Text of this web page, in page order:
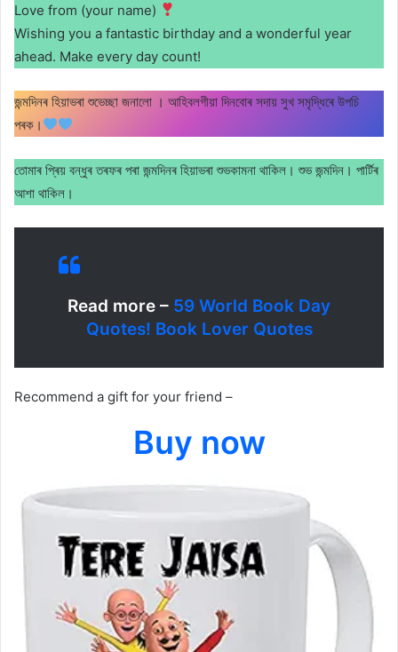
Love from (your name)
Wishing you a fantastic birthday and a wonderful year
ahead. Make every day count!
জন্মদিনৰ হিয়াভৰা শুভেচ্ছা জনালো । আহিবলগীয়া দিনবোৰ সদায় সুখ সমৃদ্ধিৰে উপচি
পৰক।
তোমাৰ প্ৰিয় বন্ধুৰ তৰফৰ পৰা জন্মদিনৰ হিয়াভৰা শুভকামনা থাকিল। শুভ জন্মদিন। পাৰ্টিৰ
আশা থাকিল।
Read more – 59 World Book Day
Quotes! Book Lover Quotes
Recommend a gift for your friend –
Buy now